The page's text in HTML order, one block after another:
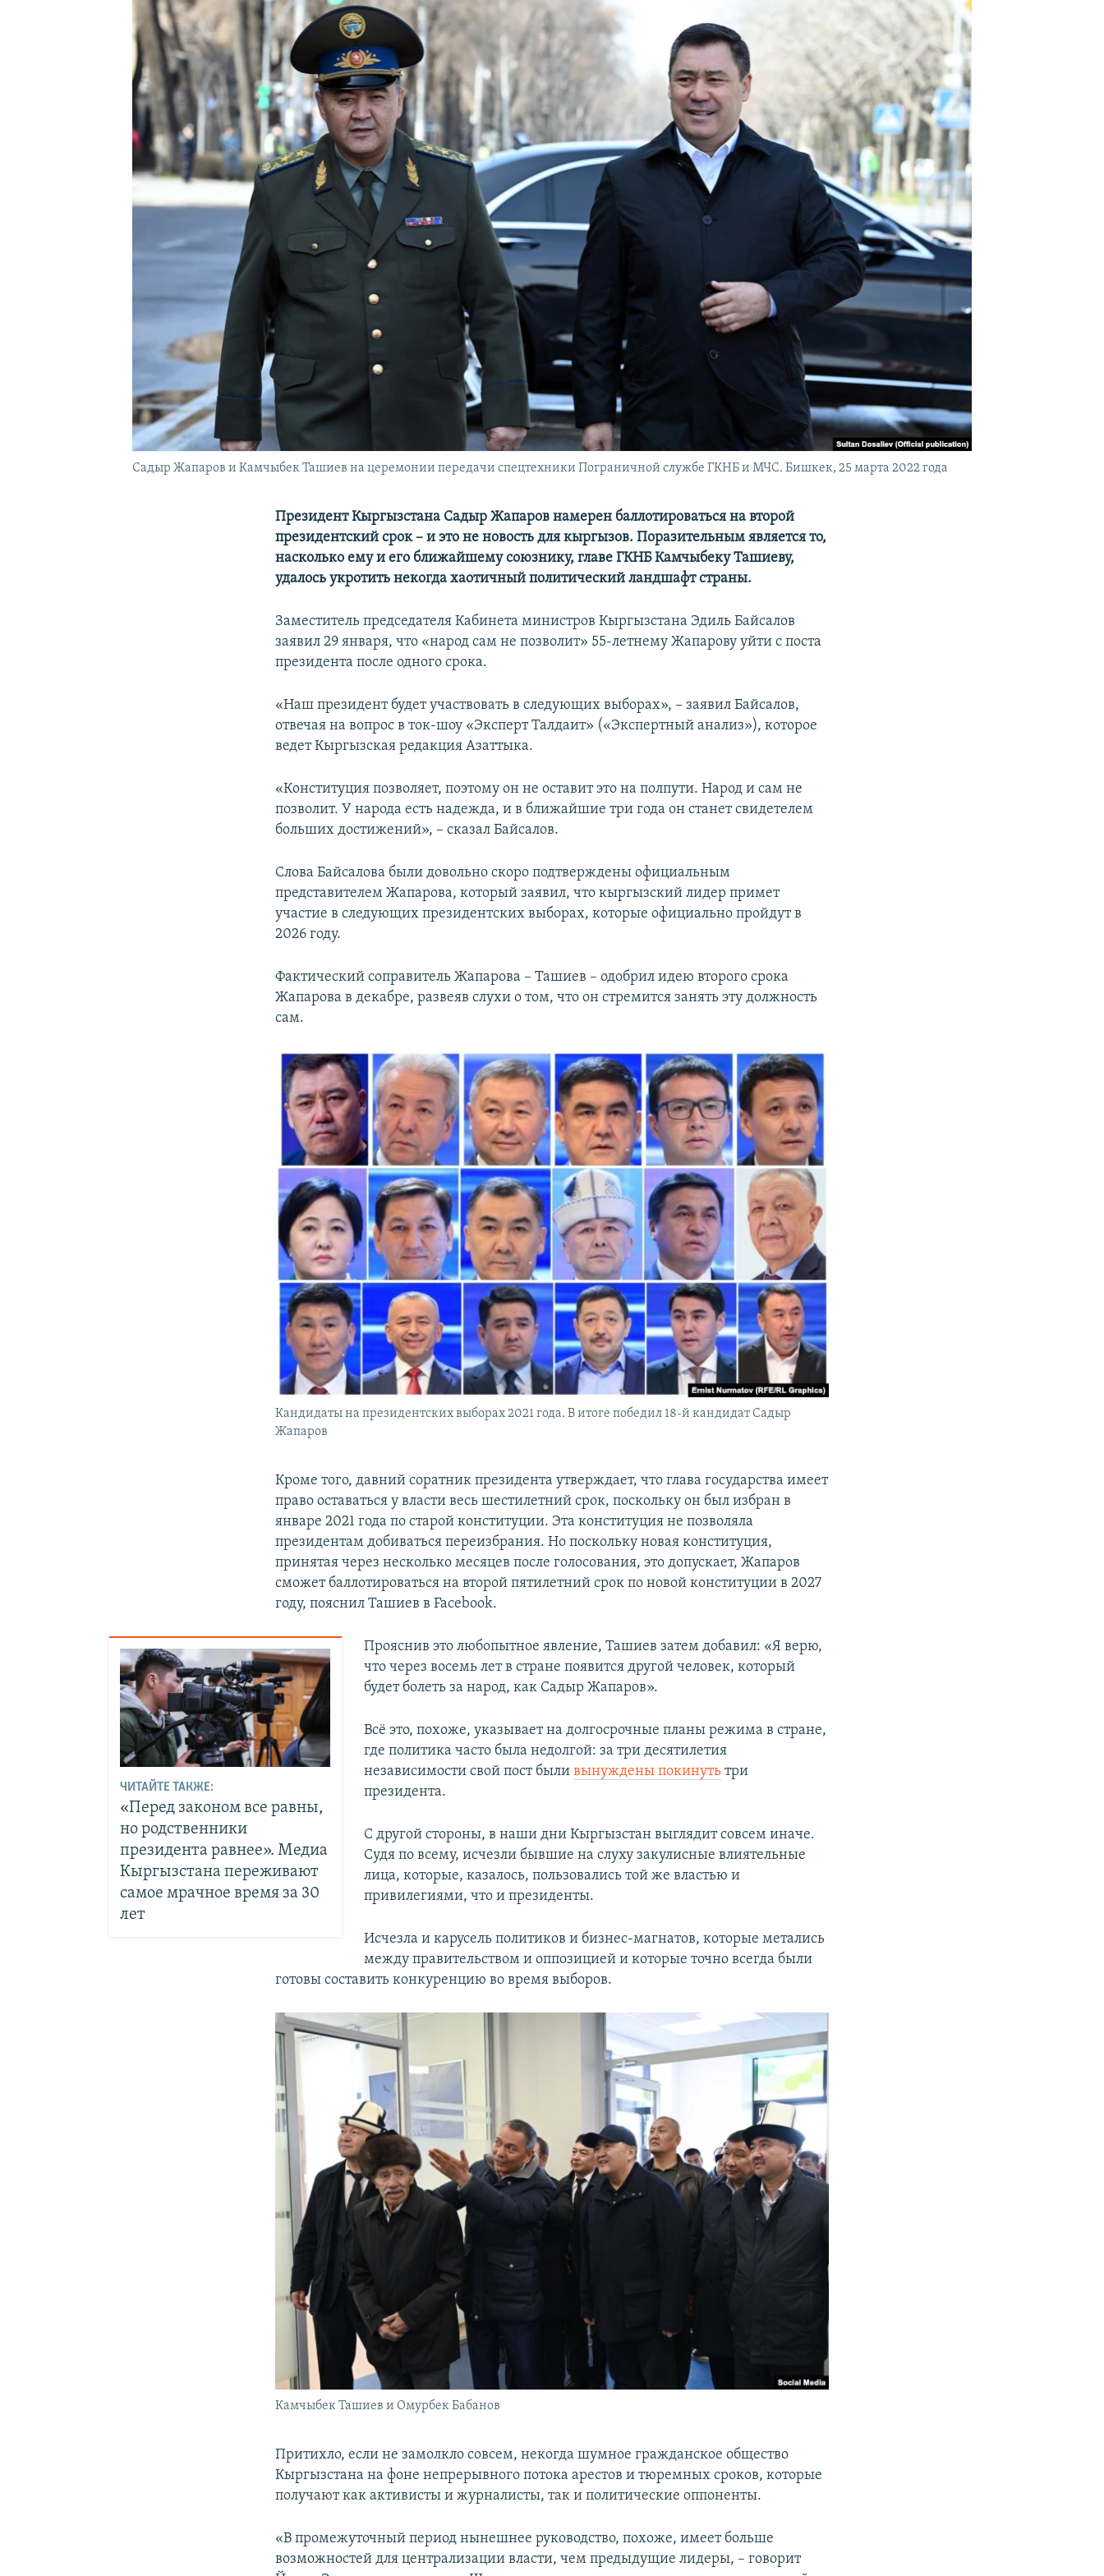
Садыр Жапаров и Камчыбек Ташиев на церемонии передачи спецтехники Пограничной службе ГКНБ и МЧС. Бишкек, 25 марта 2022 года
Президент Кыргызстана Садыр Жапаров намерен баллотироваться на второй
президентский срок – и это не новость для кыргызов. Поразительным является то,
насколько ему и его ближайшему союзнику, главе ГКНБ Камчыбеку Ташиеву,
удалось укротить некогда хаотичный политический ландшафт страны.
Заместитель председателя Кабинета министров Кыргызстана Эдиль Байсалов
заявил 29 января, что «народ сам не позволит» 55-летнему Жапарову уйти с поста
президента после одного срока.
«Наш президент будет участвовать в следующих выборах», – заявил Байсалов,
отвечая на вопрос в ток-шоу «Эксперт Талдаит» («Экспертный анализ»), которое
ведет Кыргызская редакция Азаттыка.
«Конституция позволяет, поэтому он не оставит это на полпути. Народ и сам не
позволит. У народа есть надежда, и в ближайшие три года он станет свидетелем
больших достижений», – сказал Байсалов.
Слова Байсалова были довольно скоро подтверждены официальным
представителем Жапарова, который заявил, что кыргызский лидер примет
участие в следующих президентских выборах, которые официально пройдут в
2026 году.
Фактический соправитель Жапарова – Ташиев – одобрил идею второго срока
Жапарова в декабре, развеяв слухи о том, что он стремится занять эту должность
сам.
Кандидаты на президентских выборах 2021 года. В итоге победил 18-й кандидат Садыр
Жапаров
Кроме того, давний соратник президента утверждает, что глава государства имеет
право оставаться у власти весь шестилетний срок, поскольку он был избран в
январе 2021 года по старой конституции. Эта конституция не позволяла
президентам добиваться переизбрания. Но поскольку новая конституция,
принятая через несколько месяцев после голосования, это допускает, Жапаров
сможет баллотироваться на второй пятилетний срок по новой конституции в 2027
году, пояснил Ташиев в Facebook.
ЧИТАЙТЕ ТАКЖЕ:
«Перед законом все равны,
но родственники
президента равнее». Медиа
Кыргызстана переживают
самое мрачное время за 30
лет
Прояснив это любопытное явление, Ташиев затем добавил: «Я верю,
что через восемь лет в стране появится другой человек, который
будет болеть за народ, как Садыр Жапаров».
Всё это, похоже, указывает на долгосрочные планы режима в стране,
где политика часто была недолгой: за три десятилетия
независимости свой пост были вынуждены покинутьтри
президента.
С другой стороны, в наши дни Кыргызстан выглядит совсем иначе.
Судя по всему, исчезли бывшие на слуху закулисные влиятельные
лица, которые, казалось, пользовались той же властью и
привилегиями, что и президенты.
Исчезла и карусель политиков и бизнес-магнатов, которые метались
между правительством и оппозицией и которые точно всегда были
готовы составить конкуренцию во время выборов.
Камчыбек Ташиев и Омурбек Бабанов
Притихло, если не замолкло совсем, некогда шумное гражданское общество
Кыргызстана на фоне непрерывного потока арестов и тюремных сроков, которые
получают как активисты и журналисты, так и политические оппоненты.
«В промежуточный период нынешнее руководство, похоже, имеет больше
возможностей для централизации власти, чем предыдущие лидеры, – говорит